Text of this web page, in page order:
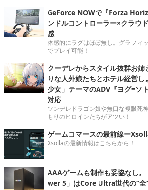
GeForce NOWで『Forza
ンドルコントローラー×クラウ
感
体感的にラグはほぼ無し。グラフィ
でプレイ可能！
クーデレからスタイル抜群お姉
りな人外娘たちとホテル経営
少女」テーマのADV『ヨグ=ソ
対応
ツンデレドラゴン娘や無口な複眼死
もりのヒロインたちがアツい！
ゲームコマースの最前線ー
Xsollaの最新情報はこちらから！
AAAゲームも制作も妥協なし
wer 5」はCore Ultra世代の“全